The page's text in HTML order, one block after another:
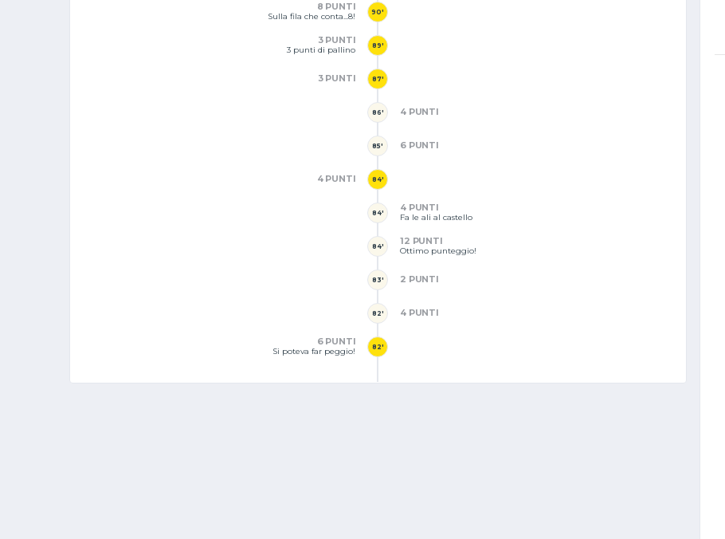
90'
8 PUNTI
Sulla fila che conta...8!
89'
3 PUNTI
3 punti di pallino
87'
3 PUNTI
86' 4 PUNTI
85' 6 PUNTI
84'
4 PUNTI
84' 4 PUNTI
Fa le ali al castello
84' 12 PUNTI
Ottimo punteggio!
83' 2 PUNTI
82' 4 PUNTI
82'
6 PUNTI
Si poteva far peggio!